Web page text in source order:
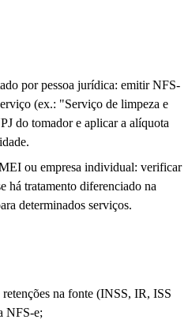
por pessoa jurídica: emitir NFS-
(ex.: "Serviço de limpeza e
do tomador e aplicar a alíquota
ou empresa individual: verificar
há tratamento diferenciado na
determinados serviços.
na fonte (INSS, IR, ISS
NFS-e;